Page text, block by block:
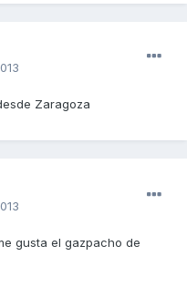
Zaragoza
gusta el gazpacho de